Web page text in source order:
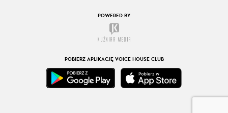
POWERED BY
POBIERZ APLIKACJĘ VOICE HOUSE CLUB